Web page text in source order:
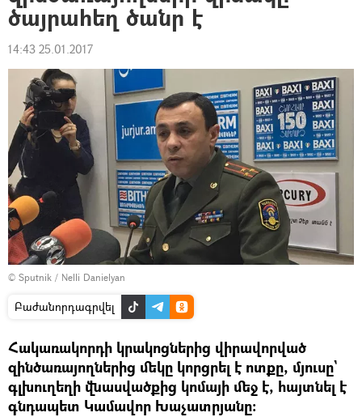
ծայրահեղ ծանր է
14:43 25.01.2017
© Sputnik / Nelli Danielyan
Բաժանորդագրվել
Հակառակորդի կրակոցներից վիրավորված
զինծառայողներից մեկը կորցրել է ոտքը, մյուսը`
գլխուղեղի վնասվածքից կոմայի մեջ է, հայտնել է
գնդապետ Կամավոր Խաչատրյանը: